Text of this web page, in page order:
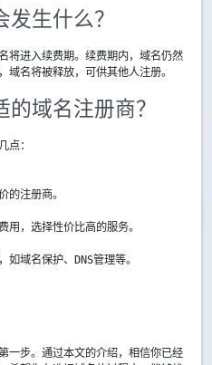
生什么？
将进入续费期。续费期内，域名仍然
域名将被释放，可供其他人注册。
域名注册商？
点：
的注册商。
用，选择性价比高的服务。
域名保护、DNS管理等。
一步。通过本文的介绍，相信你已经